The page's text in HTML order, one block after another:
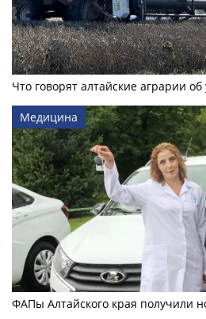
Что говорят алтайские аграрии
Медицина
ФАПы Алтайского края получили